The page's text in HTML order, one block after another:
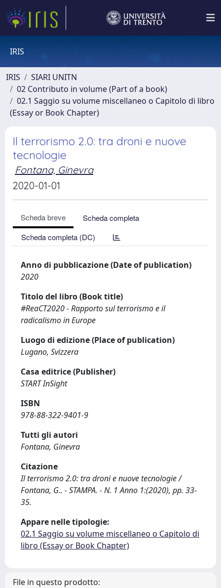
IRIS
IRIS
SIARI UNITN
02 Contributo in volume (Part of a book)
02.1 Saggio su volume miscellaneo o Capitolo di libro
(Essay or Book Chapter)
Il terrorismo 2.0: tra droni e nuove
tecnologie
Fontana, Ginevra
2020-01-01
Scheda breve
Scheda completa
Scheda completa (DC)
Anno di pubblicazione (Date of publication)
2020
Titolo del libro (Book title)
#ReaCT2020 - Rapporto sul terrorismo e il
radicalismo in Europe
Luogo di edizione (Place of publication)
Lugano, Svizzera
Casa editrice (Publisher)
START InSight
ISBN
978-88-322-9401-9
Tutti gli autori
Fontana, Ginevra
Citazione
Il terrorismo 2.0: tra droni e nuove tecnologie /
Fontana, G.. - STAMPA. - N. 1 Anno 1:(2020), pp. 33-
35.
Appare nelle tipologie:
02.1 Saggio su volume miscellaneo o Capitolo di
libro (Essay or Book Chapter)
File in questo prodotto: